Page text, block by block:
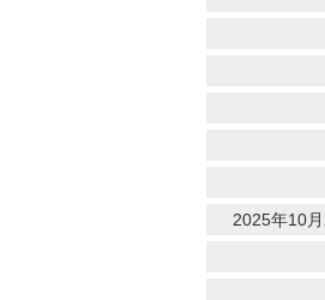
2025年10